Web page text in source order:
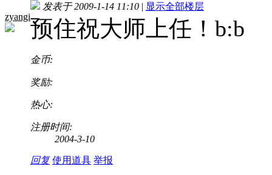
zyangi
发表于 2009-1-14 11:10 | 显示全部楼层
预住祝大师上任！b:b
金币:
奖励:
热心:
注册时间:
2004-3-10
回复 使用道具 举报